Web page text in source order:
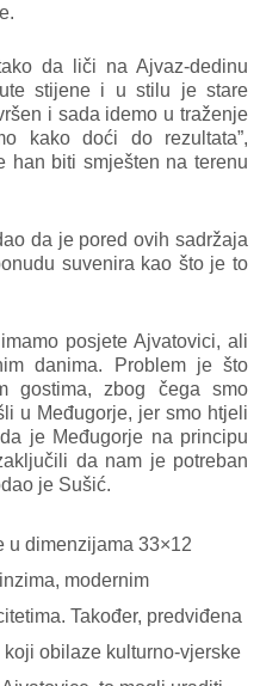
da liči na Ajvaz-dedinu
stijene i u stilu je stare
i sada idemo u traženje
kako doći do rezultata”,
han biti smješten na terenu
da je pored ovih sadržaja
suvenira kao što je to
posjete Ajvatovici, ali
danima. Problem je što
gostima, zbog čega smo
u Međugorje, jer smo htjeli
je Međugorje na principu
da nam je potreban
je Sušić.
u dimenzijama 33×12
modernim
Također, predviđena
obilaze kulturno-vjerske